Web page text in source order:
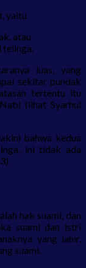
yaitu
atau
telinga.
luas, yang
sekitar pundak
tertentu itu
(lihat Syarhul
bahwa kedua
ini tidak ada
hak suami, dan
suami dan istri
yang lahir,
suami.